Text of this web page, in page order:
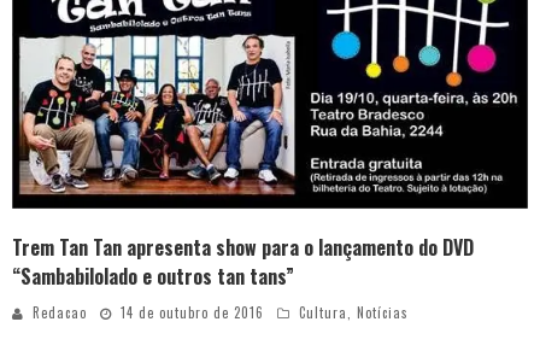
Trem Tan Tan apresenta show para o lançamento do DVD
“Sambabilolado e outros tan tans”
Redacao 14 de outubro de 2016 Cultura, Notícias